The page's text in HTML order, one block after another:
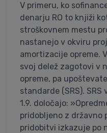
V primeru, ko
denarju RO to knjiži
stroškovnem mestu
nastanejo v okviru
amortizacije opreme.
svoj delež zagotovi v
opreme, pa
standarde (SRS).
1.9. določajo:
pridobljeno z državno
pridobitvi izkazuje po